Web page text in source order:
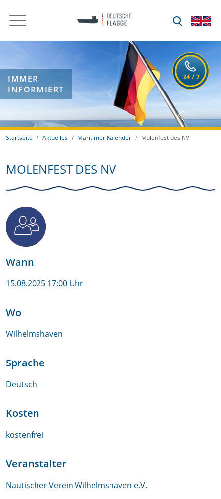
IMMER
INFORMIERT
Startseite Aktuelles Maritimer Kalender Molenfest des NV
MOLENFEST DES NV
Wann
15.08.2025 17:00 Uhr
Wo
Wilhelmshaven
Sprache
Deutsch
Kosten
kostenfrei
Veranstalter
Nautischer Verein Wilhelmshaven e.V.